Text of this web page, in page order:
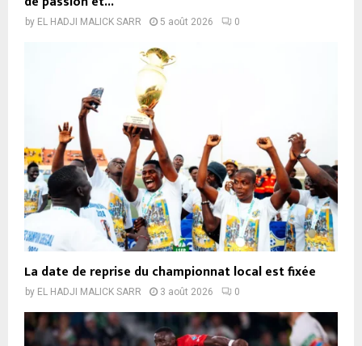
by EL HADJI MALICK SARR 5 août 2026 0
La date de reprise du championnat local est fixée
by EL HADJI MALICK SARR 3 août 2026 0